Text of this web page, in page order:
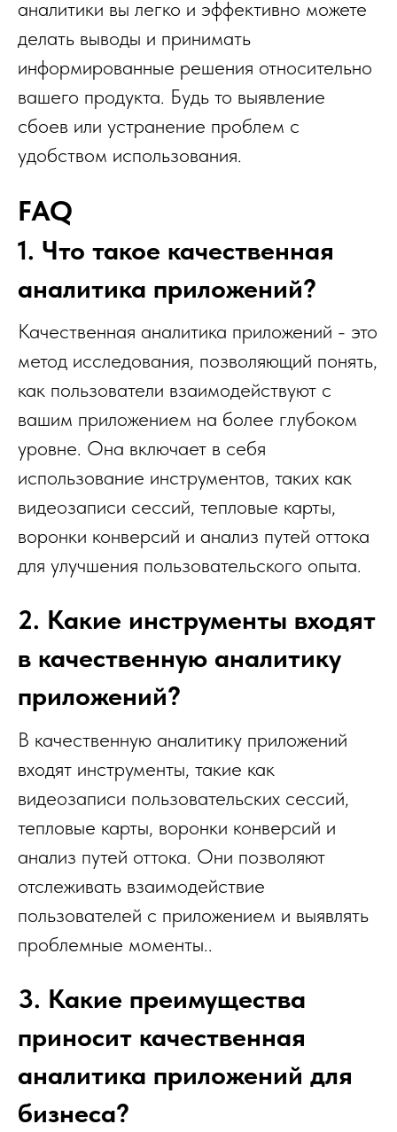
аналитики вы легко и эффективно можете
делать выводы и принимать
информированные решения относительно
вашего продукта. Будь то выявление
сбоев или устранение проблем с
удобством использования.
FAQ
1. Что такое качественная
аналитика приложений?
Качественная аналитика приложений - это
метод исследования, позволяющий понять,
как пользователи взаимодействуют с
вашим приложением на более глубоком
уровне. Она включает в себя
использование инструментов, таких как
видеозаписи сессий, тепловые карты,
воронки конверсий и анализ путей оттока
для улучшения пользовательского опыта.
2. Какие инструменты входят
в качественную аналитику
приложений?
В качественную аналитику приложений
входят инструменты, такие как
видеозаписи пользовательских сессий,
тепловые карты, воронки конверсий и
анализ путей оттока. Они позволяют
отслеживать взаимодействие
пользователей с приложением и выявлять
проблемные моменты..
3. Какие преимущества
приносит качественная
аналитика приложений для
бизнеса?